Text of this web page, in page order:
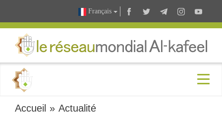
Français
Accueil »Actualité